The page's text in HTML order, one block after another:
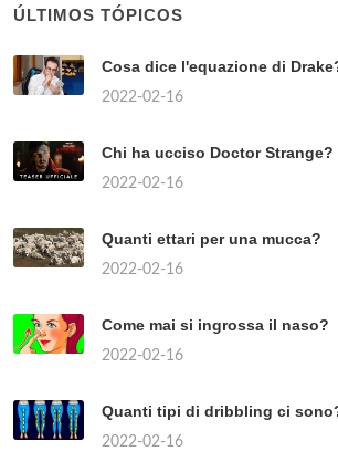
ÚLTIMOS TÓPICOS
Cosa dice l'equazione di
2022-02-16
Chi ha ucciso Doctor Strange?
2022-02-16
Quanti ettari per una mucca?
2022-02-16
Come mai si ingrossa il naso?
2022-02-16
Quanti tipi di dribbling ci
2022-02-16